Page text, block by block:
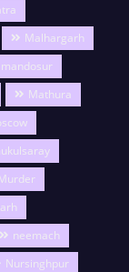
Malhargarh
mandosur
Mathura
neemach
Nursinghpur